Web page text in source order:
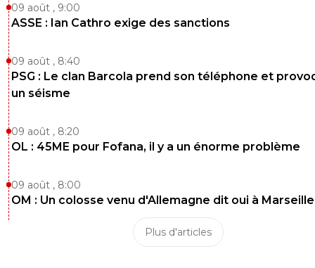
09 août , 9:00
ASSE : Ian Cathro exige des sanctions
09 août , 8:40
PSG : Le clan Barcola prend son téléphone et
un séisme
09 août , 8:20
OL : 45ME pour Fofana, il y a un énorme problème
09 août , 8:00
OM : Un colosse venu d'Allemagne dit oui à Marseille
Plus d'articles